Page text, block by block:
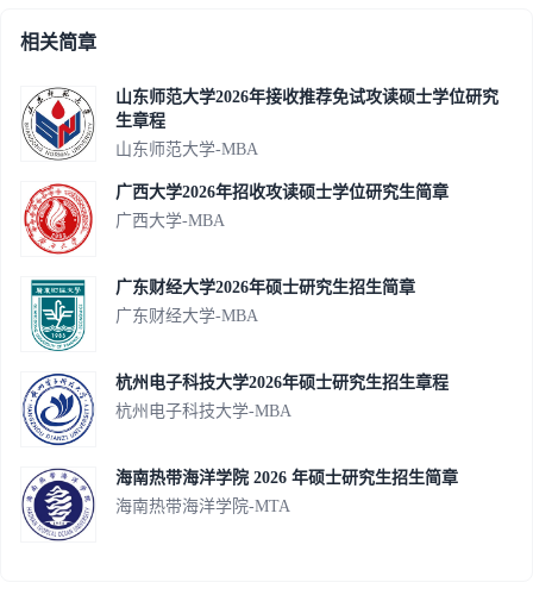
相关简章
山东师范大学2026年接收推荐免试攻读硕士学位研究
生章程
山东师范大学-MBA
广西大学2026年招收攻读硕士学位研究生简章
广西大学-MBA
广东财经大学2026年硕士研究生招生简章
广东财经大学-MBA
杭州电子科技大学2026年硕士研究生招生章程
杭州电子科技大学-MBA
海南热带海洋学院 2026 年硕士研究生招生简章
海南热带海洋学院-MTA